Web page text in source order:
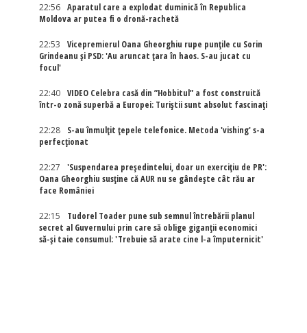
22:56
Aparatul care a explodat duminică în Republica
Moldova ar putea fi o dronă-rachetă
22:53
Vicepremierul Oana Gheorghiu rupe punțile cu Sorin
Grindeanu și PSD: 'Au aruncat țara în haos. S-au jucat cu
focul'
22:40
VIDEO Celebra casă din ”Hobbitul” a fost construită
într-o zonă superbă a Europei: Turiștii sunt absolut fascinați
22:28
S-au înmulțit țepele telefonice. Metoda 'vishing' s-a
perfecționat
22:27
'Suspendarea președintelui, doar un exercițiu de PR':
Oana Gheorghiu susține că AUR nu se gândește cât rău ar
face României
22:15
Tudorel Toader pune sub semnul întrebării planul
secret al Guvernului prin care să oblige giganții economici
să-și taie consumul: 'Trebuie să arate cine l-a împuternicit'